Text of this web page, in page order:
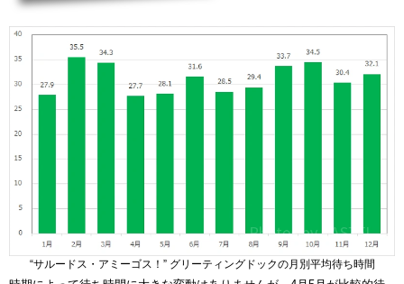
“サルードス・アミーゴス！” グリーティングドックの月別平均待ち時間